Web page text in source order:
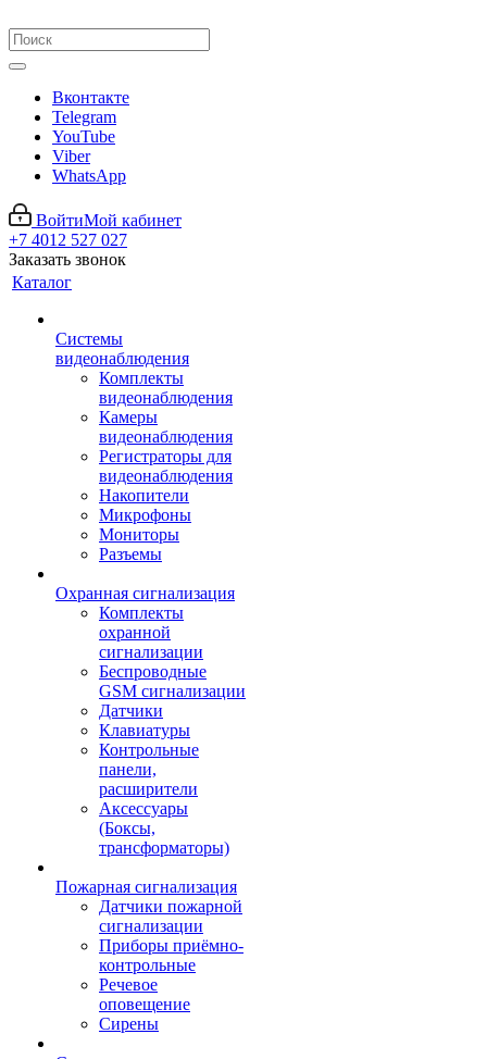
Вконтакте
Telegram
YouTube
Viber
WhatsApp
ВойтиМой кабинет
+7 4012 527 027
Заказать звонок
Каталог
Системы
видеонаблюдения
Комплекты
видеонаблюдения
Камеры
видеонаблюдения
Регистраторы для
видеонаблюдения
Накопители
Микрофоны
Мониторы
Разъемы
Охранная сигнализация
Комплекты
охранной
сигнализации
Беспроводные
GSM сигнализации
Датчики
Клавиатуры
Контрольные
панели,
расширители
Аксессуары
(Боксы,
трансформаторы)
Пожарная сигнализация
Датчики пожарной
сигнализации
Приборы приёмно-
контрольные
Речевое
оповещение
Сирены